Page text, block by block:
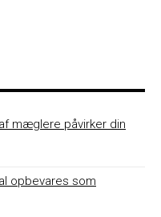
mæglere påvirker din
opbevares som